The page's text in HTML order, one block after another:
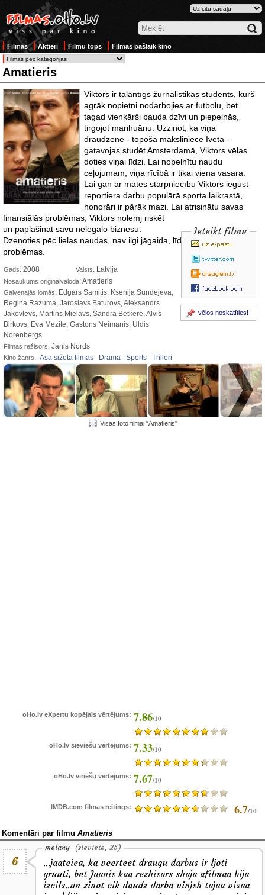
Filmas Aktieri Filmu tops Filmas pašlaik kino
Amatieris
Viktors ir talantīgs žurnālistikas students, kurš
agrāk nopietni nodarbojies ar futbolu, bet
tagad vienkārši bauda dzīvi un piepelnās,
tirgojot marihuānu. Uzzinot, ka viņa
draudzene - topošā māksliniece Iveta -
gatavojas studēt Amsterdamā, Viktors vēlas
doties viņai līdzi. Lai nopelnītu naudu
ceļojumam, viņa rīcībā ir tikai viena vasara.
Lai gan ar mātes starpniecību Viktors iegūst
reportiera darbu populārā sporta laikrastā,
honorāri ir pārāk mazi. Lai atrisinātu savas
finansiālās problēmas, Viktors nolemj riskēt
un paplašināt savu nelegālo biznesu.
Dzenoties pēc lielas naudas, nav ilgi jāgaida, līdz sākas arī lielas
problēmas.
Ieteikt filmu
vēlos noskatīties!
Gads: 2008 Valsts: Latvija
Nosaukums oriģinālvalodā: Amatieris
Galvenajās lomās: Edgars Samitis, Ksenija Sundejeva,
Regina Razuma, Jaroslavs Baturovs, Aleksandrs
Jakovlevs, Martins Mielavs, Sandra Betkere, Alvis
Birkovs, Eva Mezite, Gastons Neimanis, Uldis
Norenbergs
Filmas režisors: Janis Nords
Kino žanrs: Asa sižeta filmas Drāma Sports Trilleri
Visas foto filmai "Amatieris"
oHo.lv eXpertu kopējais vērtējums: 7.86/10
oHo.lv sieviešu vērtējums: 7.33/10
oHo.lv vīriešu vērtējums: 7.67/10
IMDB.com filmas reitings: 6.7/10
Komentāri par filmu Amatieris
6
melany (sieviete, 25)
...jaateica, ka veerteet draugu darbus ir ljoti
gruuti, bet Jaanis kaa rezhisors shaja afilmaa bija
izcils..un zinot cik daudz darba vinjsh tajaa visaa